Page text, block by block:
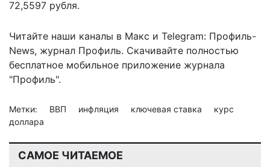
72,5597 рубля.
Читайте наши каналы в Макс и Telegram: Профиль-
News, журнал Профиль. Скачивайте полностью
бесплатное мобильное приложение журнала
"Профиль".
Метки: ВВП инфляция ключевая ставка
курс
доллара
САМОЕ ЧИТАЕМОЕ